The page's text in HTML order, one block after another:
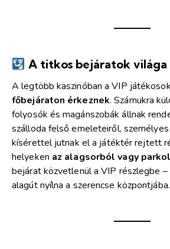
A titkos bejáratok világa
A legtöbb kaszinóban a VIP játékosok
főbejáraton érkeznek. Számukra
folyosók és magánszobák állnak
szálloda felső emeleteiről,
kísérettel jutnak el a játéktér rejtett
helyeken az alagsorból vagy
bejárat közvetlenül a VIP részlegbe
alagút nyílna a szerencse központjába.